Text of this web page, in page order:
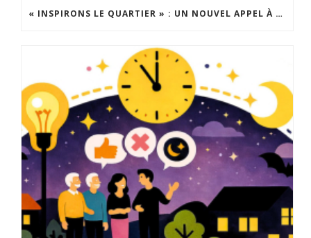
« INSPIRONS LE QUARTIER » : UN NOUVEL APPEL À PROJETS EST LANCÉ !